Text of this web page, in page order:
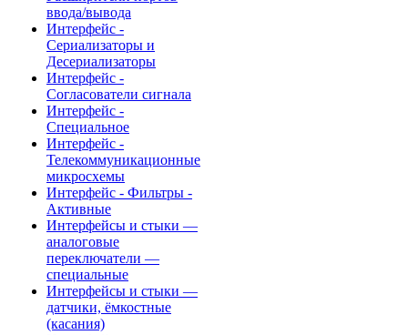
ввода/вывода
Интерфейс -
Сериализаторы и
Десериализаторы
Интерфейс -
Согласователи сигнала
Интерфейс -
Специальное
Интерфейс -
Телекоммуникационные
микросхемы
Интерфейс - Фильтры -
Активные
Интерфейсы и стыки —
аналоговые
переключатели —
специальные
Интерфейсы и стыки —
датчики, ёмкостные
(касания)